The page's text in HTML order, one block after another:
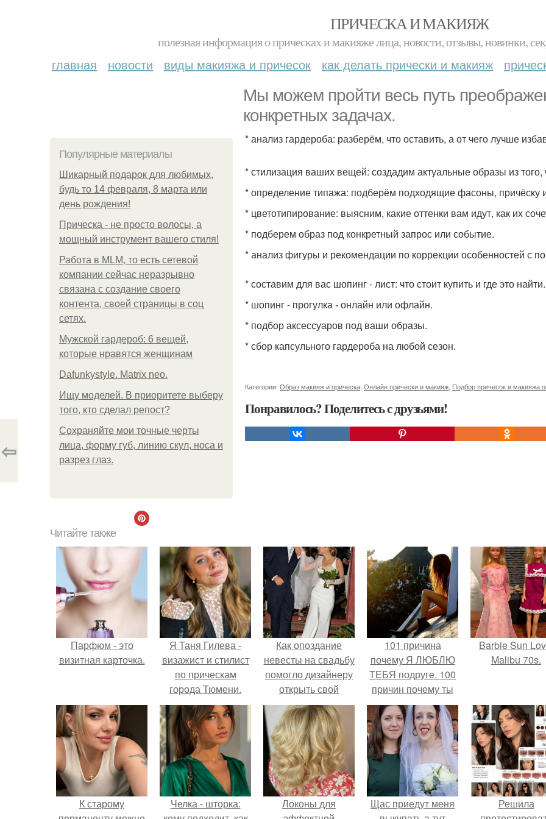
ПРИЧЕСКА И МАКИЯЖ
полезная информация о прическах и макияже лица, новости, отзывы, новинки,
главная новости виды макияжа и причесок как делать прически и макияж
Мы можем пройти весь путь
конкретных задачах.
Популярные материалы
Шикарный подарок для любимых,
будь то 14 февраля, 8 марта или
день рождения!
Прическа - не просто волосы, а
мощный инструмент вашего стиля!
Работа в MLM, то есть сетевой
компании сейчас неразрывно
связана с создание своего
контента, своей страницы в соц
сетях.
Мужской гардероб: 6 вещей,
которые нравятся женщинам
Dafunkystyle. Matrix neo.
Ищу моделей. В приоритете выберу
того, кто сделал репост?
Сохраняйте мои точные черты
лица, форму губ, линию скул, носа и
разрез глаз.
* анализ гардероба: разберём, что оставить, а от чего лучше
* стилизация ваших вещей: создадим актуальные образы из того,
* определение типажа: подберём подходящие фасоны, причёску
* цветотипирование: выясним, какие оттенки вам идут, как их
* подберем образ под конкретный запрос или событие.
* анализ фигуры и рекомендации по коррекции особенностей с
* составим для вас шопинг - лист: что стоит купить и где это найти.
* шопинг - прогулка - онлайн или офлайн.
* подбор аксессуаров под ваши образы.
* сбор капсульного гардероба на любой сезон.
Категории: Образ макияж и прическа Онлайн прически и макияж Подбор причесок и макияжа
Понравилось? Поделитесь с друзьями!
⇦
Читайте также
Парфюм - это
визитная карточка.
Я Таня Гилева -
визажист и стилист
по прическам
города Тюмени.
Как опоздание
невесты на свадьбу
помогло дизайнеру
открыть свой
бренд.
101 причина
почему Я ЛЮБЛЮ
ТЕБЯ подруге. 100
причин почему ты
моя лучшая
подруга.
Barbie Sun
Malibu 70s.
К старому
Челка - шторка:
Локоны для
Щас приедут меня
Решила